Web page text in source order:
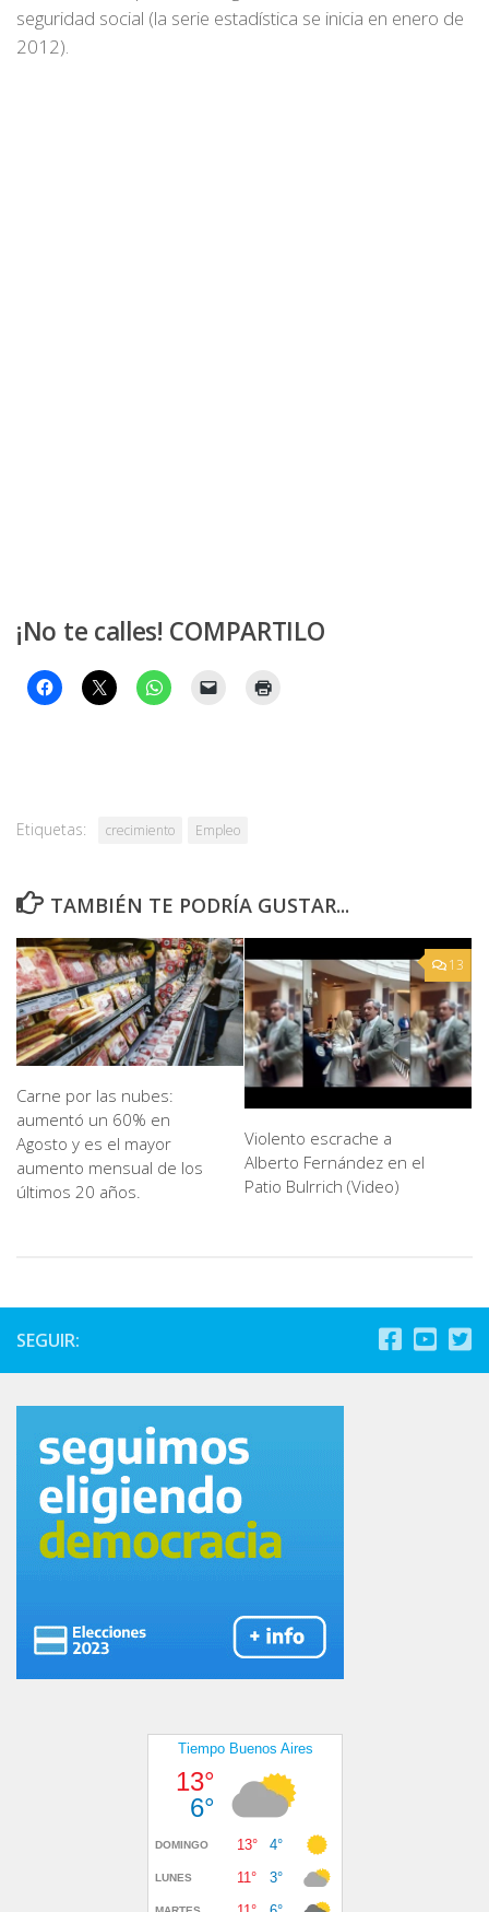
seguridad social (la serie estadística se inicia en enero de
2012).
¡No te calles! COMPARTILO
Etiquetas: crecimiento Empleo
TAMBIÉN TE PODRÍA GUSTAR...
Carne por las nubes:
aumentó un 60% en
Agosto y es el mayor
aumento mensual de los
últimos 20 años.
13
Violento escrache a
Alberto Fernández en el
Patio Bulrrich (Video)
SEGUIR: